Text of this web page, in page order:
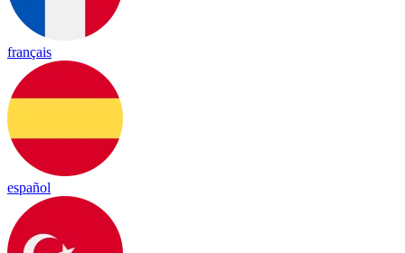
français
español